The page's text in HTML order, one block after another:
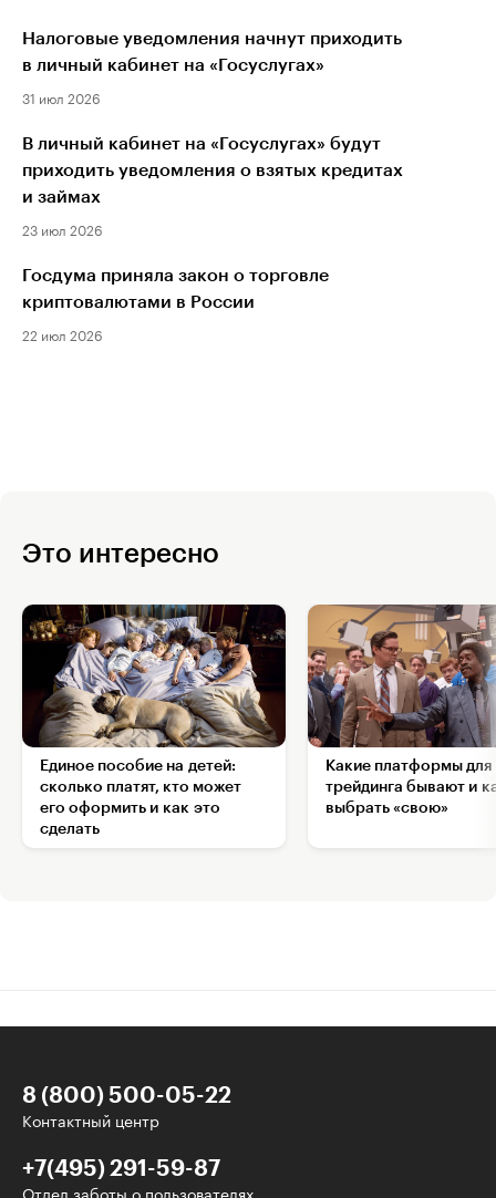
Налоговые уведомления начнут приходить
в личный кабинет на «Госуслугах»
31 июл 2026
В личный кабинет на «Госуслугах» будут
приходить уведомления о взятых кредитах
и займах
23 июл 2026
Госдума приняла закон о торговле
криптовалютами в России
22 июл 2026
Это интересно
Единое пособие на детей:
сколько платят, кто может
его оформить и как это
сделать
Какие платформы для
трейдинга бывают и
выбрать «свою»
8 (800) 500-05-22
Контактный центр
+7(495) 291-59-87
Отдел заботы о пользователях